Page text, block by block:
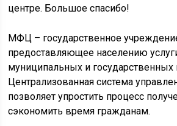
центре. Большое спасибо!
МФЦ – государственное
предоставляющее населению
муниципальных и государственных
Централизованная система
позволяет упростить процесс
сэкономить время гражданам.